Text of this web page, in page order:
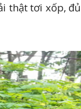
thật tơi xốp, đủ